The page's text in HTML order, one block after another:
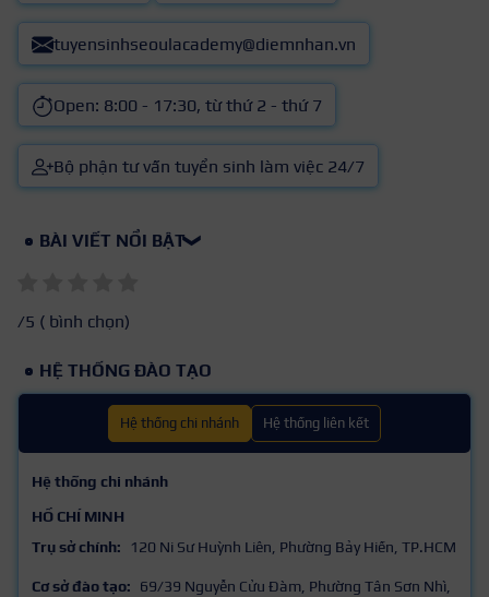
tuyensinhseoulacademy@diemnhan.vn
Open: 8:00 - 17:30, từ thứ 2 - thứ 7
Bộ phận tư vấn tuyển sinh làm việc 24/7
BÀI VIẾT NỔI BẬT❯
/5 ( bình chọn)
HỆ THỐNG ĐÀO TẠO
Hệ thống chi nhánh Hệ thống liên kết
Hệ thống chi nhánh
HỒ CHÍ MINH
Trụ sở chính:
120 Ni Sư Huỳnh Liên, Phường Bảy Hiền, TP.HCM
Cơ sở đào tạo:
69/39 Nguyễn Cửu Đàm, Phường Tân Sơn Nhì,